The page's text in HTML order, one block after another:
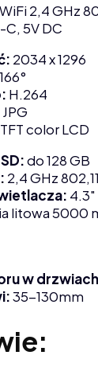
WiFi 2,4 GHz
C, 5V DC
2034 x 1296
166°
H.264
JPG
TFT color LCD
do 128 GB
2,4 GHz
4.3"
litowa 5000
w
35-130mm